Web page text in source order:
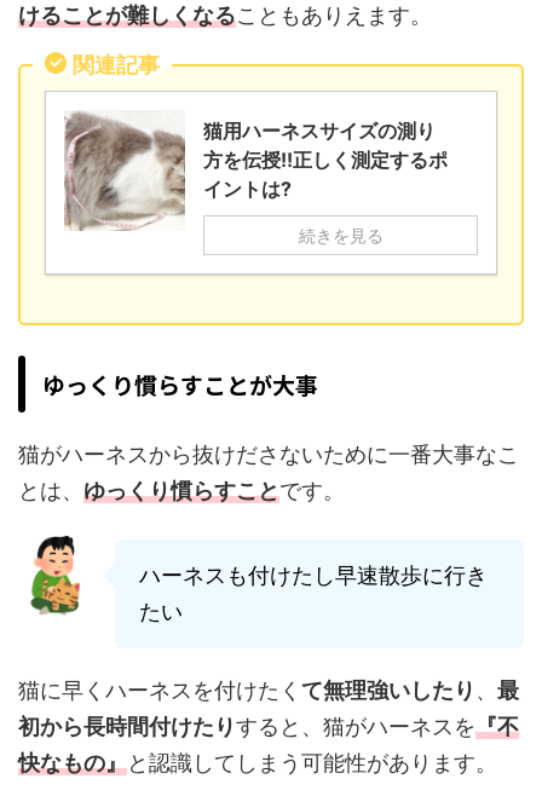
けることが難しくなることもありえます。
関連記事
猫用ハーネスサイズの測り
方を伝授!!正しく測定するポ
イントは?
続きを見る
ゆっくり慣らすことが大事
猫がハーネスから抜けださないために一番大事なこ
とは、 ゆっくり慣らすことです。
ハーネスも付けたし早速散歩に行き
たい
猫に早くハーネスを付けたく て無理強いしたり 、 最
初から長時間付けたりすると、猫がハーネスを『不
快なもの』と認識してしまう可能性があります。